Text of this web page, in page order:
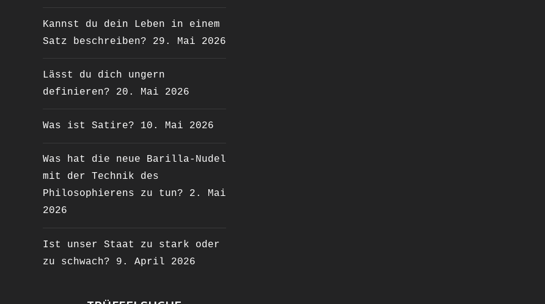
Kannst du dein Leben in einem
Satz beschreiben?
29. Mai 2026
Lässt du dich ungern
definieren?
20. Mai 2026
Was ist Satire? 10. Mai 2026
Was hat die neue Barilla-Nudel
mit der Technik des
Philosophierens zu tun?
2. Mai
2026
Ist unser Staat zu stark oder
zu schwach?
9. April 2026